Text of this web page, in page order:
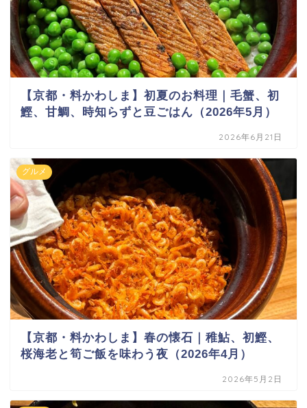
【京都・料かわしま】初夏のお料理｜毛蟹、初
鰹、甘鯛、時知らずと豆ごはん（2026年5月）
2026年6月21日
グルメ
【京都・料かわしま】春の懐石｜稚鮎、初鰹、
桜海老と筍ご飯を味わう夜（2026年4月）
2026年5月2日